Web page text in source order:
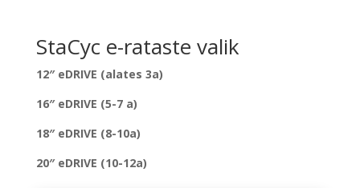
StaCyc e-rataste valik
12″ eDRIVE (alates 3a)
16″ eDRIVE (5-7 a)
18″ eDRIVE (8-10a)
20″ eDRIVE (10-12a)